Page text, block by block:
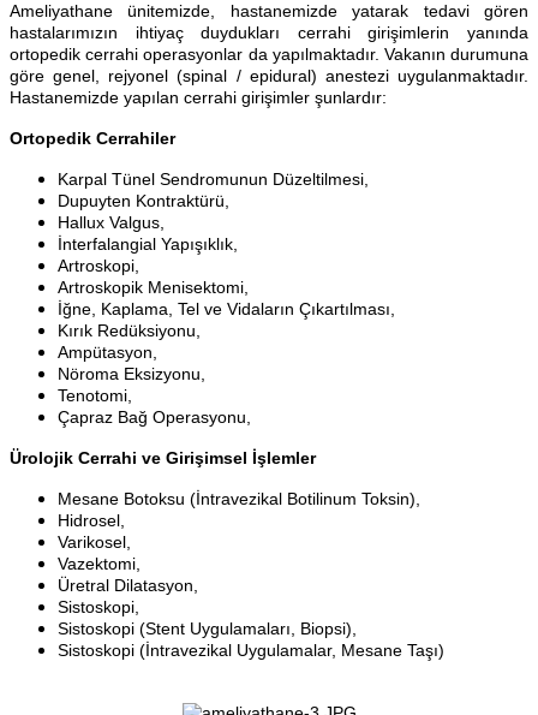
Ameliyathane ünitemizde, hastanemizde yatarak tedavi gören
hastalarımızın ihtiyaç duydukları cerrahi girişimlerin yanında
ortopedik cerrahi operasyonlar da yapılmaktadır. Vakanın durumuna
göre genel, rejyonel (spinal / epidural) anestezi uygulanmaktadır.
Hastanemizde yapılan cerrahi girişimler şunlardır:
Ortopedik Cerrahiler
Karpal Tünel Sendromunun Düzeltilmesi,
Dupuyten Kontraktürü,
Hallux Valgus,
İnterfalangial Yapışıklık,
Artroskopi,
Artroskopik Menisektomi,
İğne, Kaplama, Tel ve Vidaların Çıkartılması,
Kırık Redüksiyonu,
Ampütasyon,
Nöroma Eksizyonu,
Tenotomi,
Çapraz Bağ Operasyonu,
Ürolojik Cerrahi ve Girişimsel İşlemler
Mesane Botoksu (İntravezikal Botilinum Toksin),
Hidrosel,
Varikosel,
Vazektomi,
Üretral Dilatasyon,
Sistoskopi,
Sistoskopi (Stent Uygulamaları, Biopsi),
Sistoskopi (İntravezikal Uygulamalar, Mesane Taşı)